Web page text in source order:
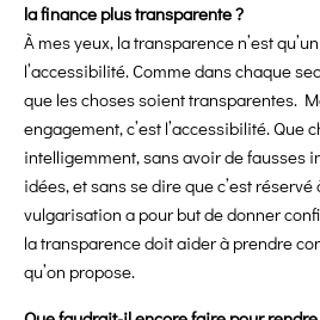
la finance plus transparente ?
À mes yeux, la transparence n’est
l’accessibilité. Comme dans chaque
que les choses soient transparentes.
engagement, c’est l’accessibilité. Que
intelligemment, sans avoir de fausses
idées, et sans se dire que c’est
vulgarisation a pour but de donner
la transparence doit aider à prendre
qu’on propose.